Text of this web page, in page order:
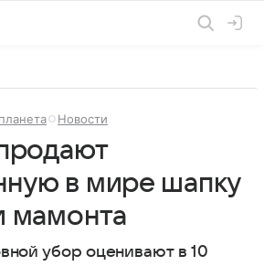
Новости
в мире шапку
мамонта
убор оценивают в 10